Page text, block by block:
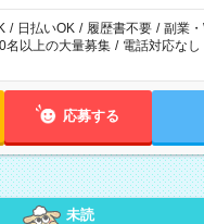
/ 日払いOK / 履歴書不要 / 副業
名以上の大量募集 / 電話対応なし
応募する
未読